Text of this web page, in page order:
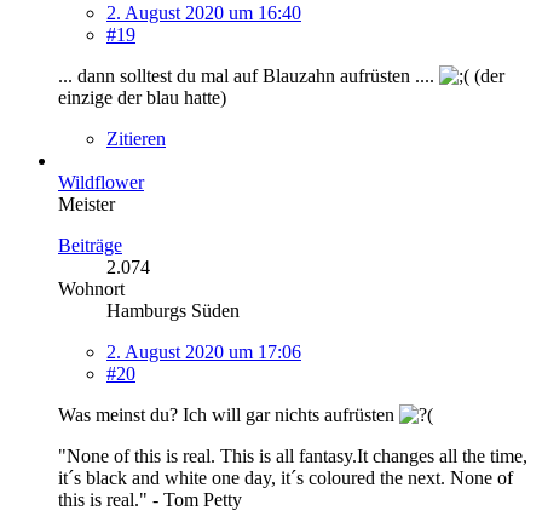
2. August 2020 um 16:40
#19
... dann solltest du mal auf Blauzahn aufrüsten ....
(der
einzige der blau hatte)
Zitieren
Wildflower
Meister
Beiträge
2.074
Wohnort
Hamburgs Süden
2. August 2020 um 17:06
#20
Was meinst du? Ich will gar nichts aufrüsten
"None of this is real. This is all fantasy.It changes all the time,
it´s black and white one day, it´s coloured the next. None of
this is real." - Tom Petty